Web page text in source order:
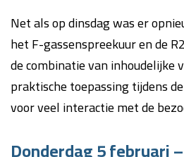
Net als op dinsdag was er
het F-gassenspreekuur en de
de combinatie van inhoudelijke
praktische toepassing tijdens
voor veel interactie met de